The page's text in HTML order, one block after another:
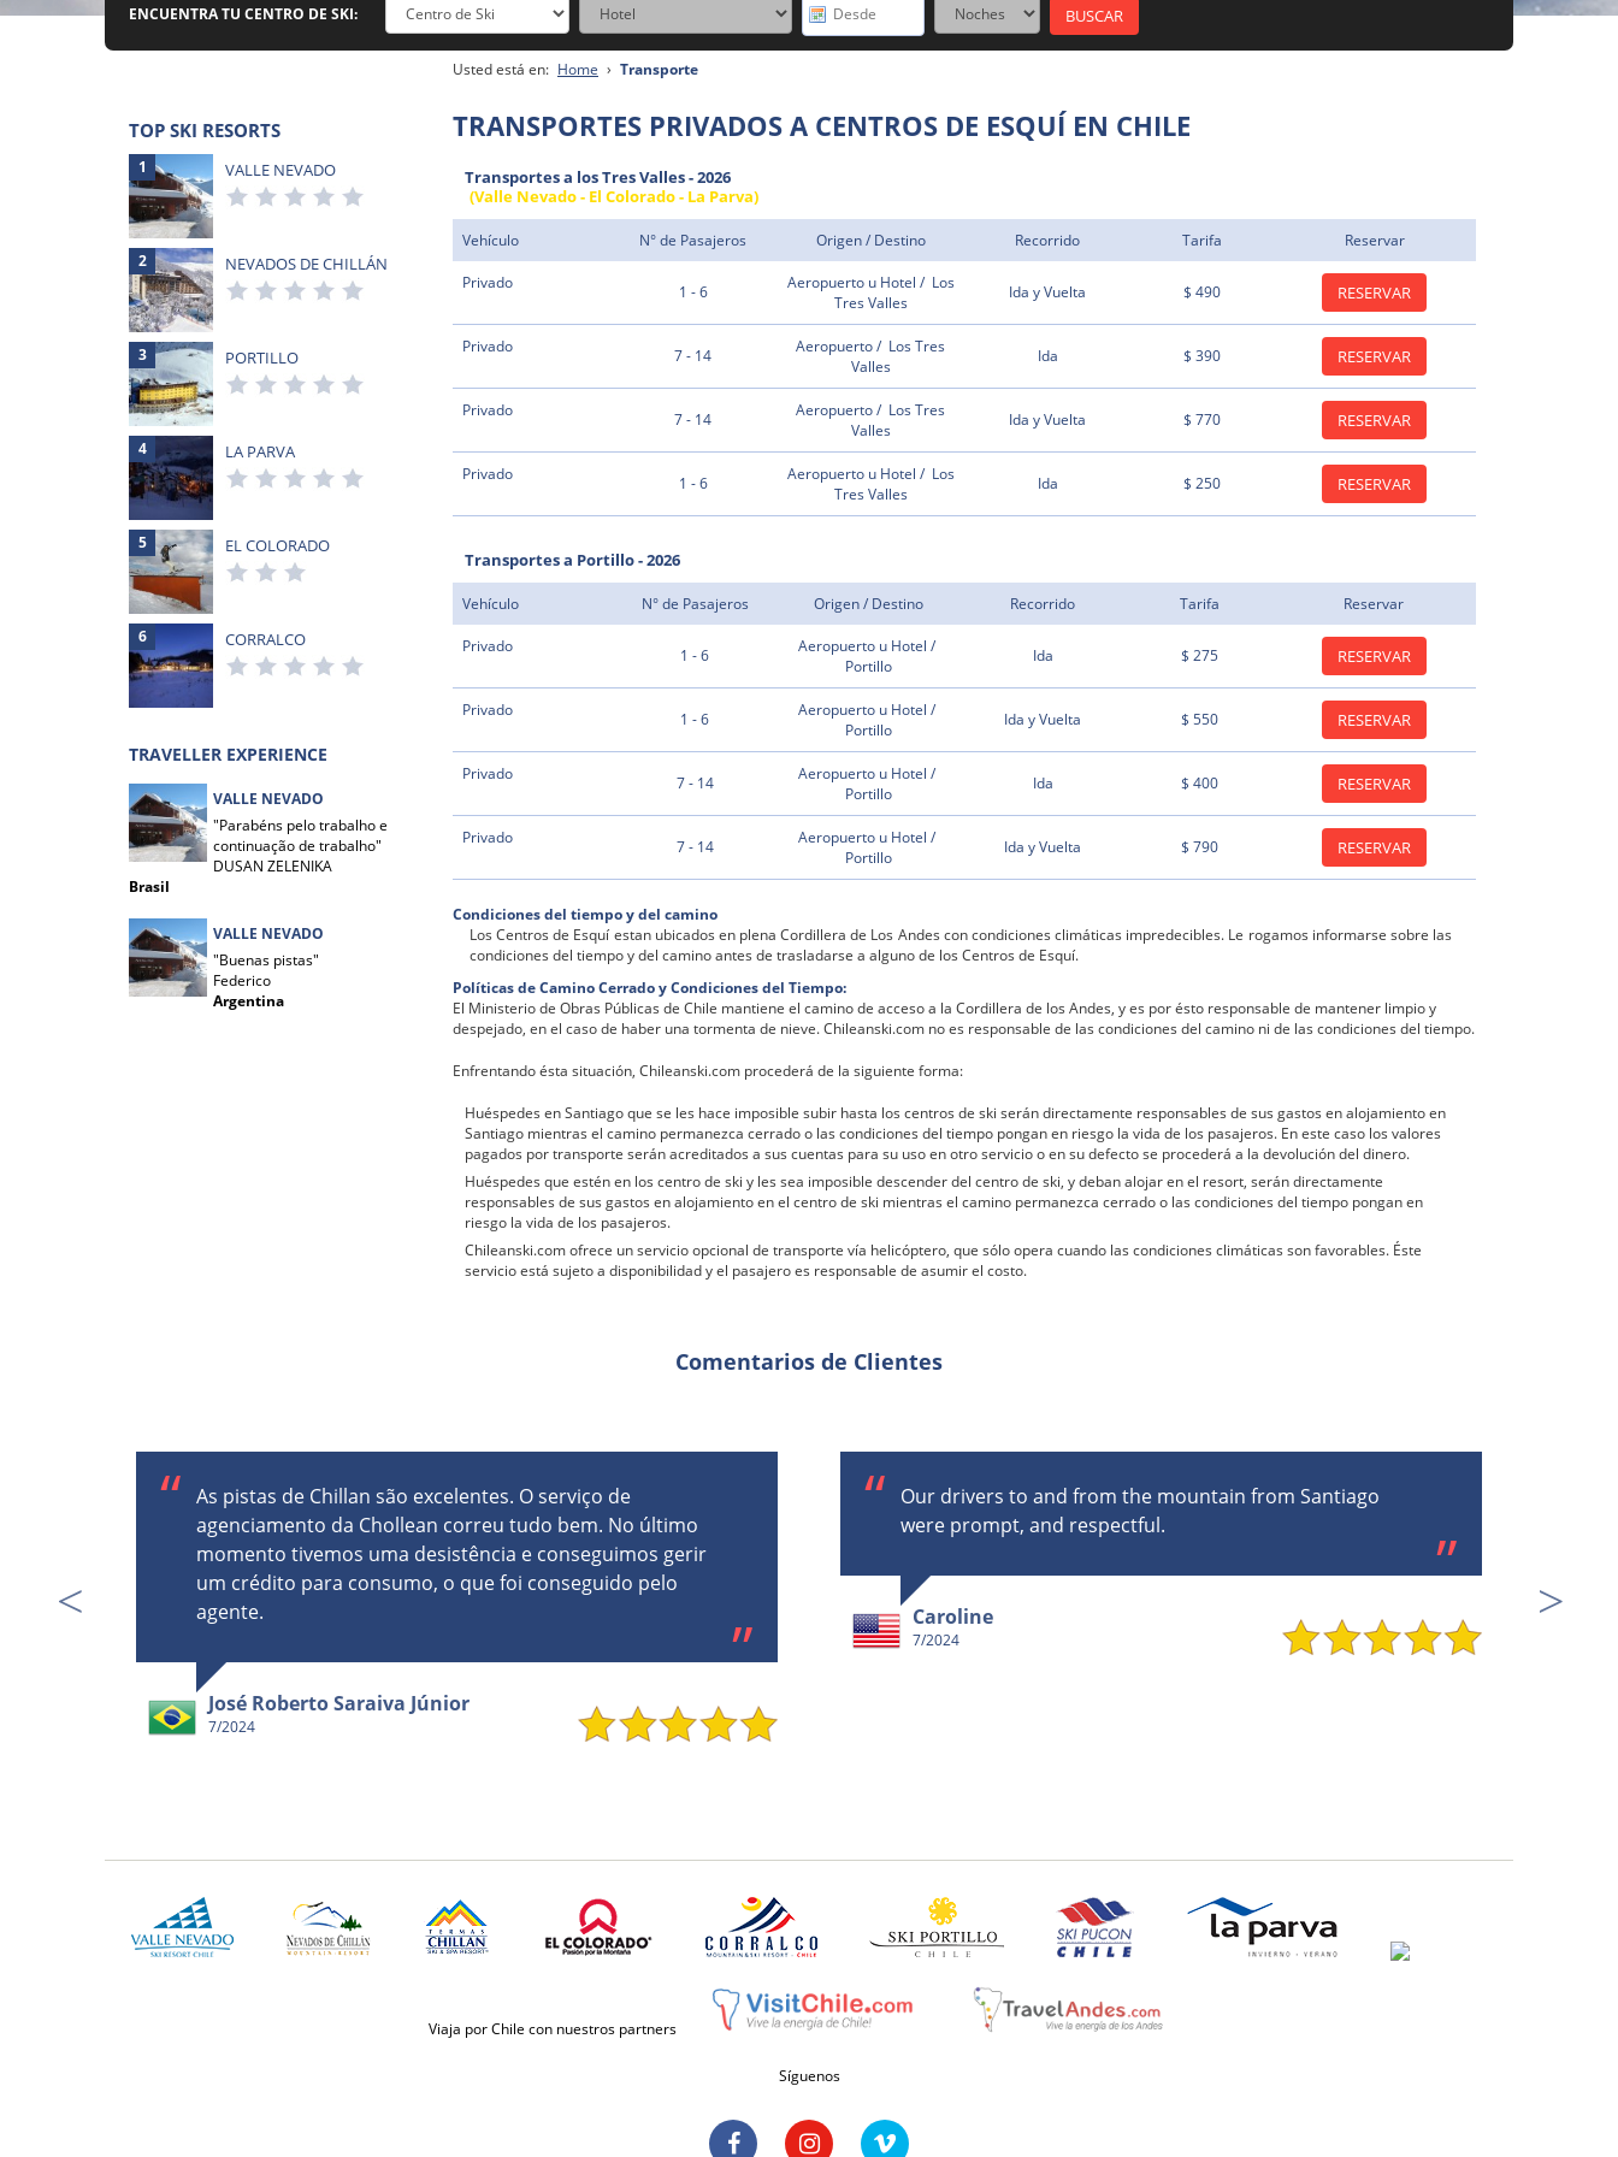
ENCUENTRA TU CENTRO DE SKI:
TRANSPORTES PRIVADOS A CENTROS DE ESQUÍ EN CHILE
Transportes a los Tres Valles - 2026
(Valle Nevado - El Colorado - La Parva)
Vehículo N° de Pasajeros Origen / Destino Recorrido Tarifa Reservar
Privado 1 - 6
Aeropuerto u Hotel / Los
Tres Valles
Ida y Vuelta $ 490 RESERVAR
Privado 7 - 14
Aeropuerto / Los Tres
Valles
Ida $ 390 RESERVAR
Privado 7 - 14
Aeropuerto / Los Tres
Valles
Ida y Vuelta $ 770 RESERVAR
Privado 1 - 6
Aeropuerto u Hotel / Los
Tres Valles
Ida $ 250 RESERVAR
Transportes a Portillo - 2026
Vehículo N° de Pasajeros Origen / Destino Recorrido Tarifa Reservar
Privado 1 - 6
Aeropuerto u Hotel /
Portillo
Ida $ 275 RESERVAR
Privado 1 - 6
Aeropuerto u Hotel /
Portillo
Ida y Vuelta $ 550 RESERVAR
Privado 7 - 14
Aeropuerto u Hotel /
Portillo
Ida $ 400 RESERVAR
Privado 7 - 14
Aeropuerto u Hotel /
Portillo
Ida y Vuelta $ 790 RESERVAR
Condiciones del tiempo y del camino
Los Centros de Esquí estan ubicados en plena Cordillera de Los Andes con condiciones climáticas impredecibles. Le rogamos informarse sobre las
condiciones del tiempo y del camino antes de trasladarse a alguno de los Centros de Esquí.
Políticas de Camino Cerrado y Condiciones del Tiempo:
El Ministerio de Obras Públicas de Chile mantiene el camino de acceso a la Cordillera de los Andes, y es por ésto responsable de mantener limpio y
despejado, en el caso de haber una tormenta de nieve. Chileanski.com no es responsable de las condiciones del camino ni de las condiciones del tiempo.
Enfrentando ésta situación, Chileanski.com procederá de la siguiente forma:
Huéspedes en Santiago que se les hace imposible subir hasta los centros de ski serán directamente responsables de sus gastos en alojamiento en
Santiago mientras el camino permanezca cerrado o las condiciones del tiempo pongan en riesgo la vida de los pasajeros. En este caso los valores
pagados por transporte serán acreditados a sus cuentas para su uso en otro servicio o en su defecto se procederá a la devolución del dinero.
Huéspedes que estén en los centro de ski y les sea imposible descender del centro de ski, y deban alojar en el resort, serán directamente
responsables de sus gastos en alojamiento en el centro de ski mientras el camino permanezca cerrado o las condiciones del tiempo pongan en
riesgo la vida de los pasajeros.
Chileanski.com ofrece un servicio opcional de transporte vía helicóptero, que sólo opera cuando las condiciones climáticas son favorables. Éste
servicio está sujeto a disponibilidad y el pasajero es responsable de asumir el costo.
Usted está en: Home › Transporte
TOP SKI RESORTS
1 VALLE NEVADO
2 NEVADOS DE CHILLÁN
3 PORTILLO
4 LA PARVA
5 EL COLORADO
6 CORRALCO
TRAVELLER EXPERIENCE
VALLE NEVADO
"Parabéns pelo trabalho e
continuação de trabalho"
DUSAN ZELENIKA
Brasil
VALLE NEVADO
"Buenas pistas"
Federico
Argentina
Comentarios de Clientes
As pistas de Chillan são excelentes. O serviço de
agenciamento da Chollean correu tudo bem. No último
momento tivemos uma desistência e conseguimos gerir
um crédito para consumo, o que foi conseguido pelo
agente.
José Roberto Saraiva Júnior
7/2024
Our drivers to and from the mountain from Santiago
were prompt, and respectful.
Caroline
7/2024
Viaja por Chile con nuestros partners
Síguenos